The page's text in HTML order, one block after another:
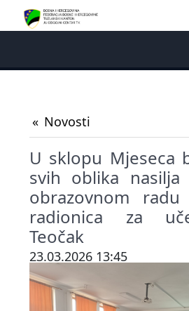
Novosti
U sklopu Mjeseca
svih oblika
obrazovnom
radionica za
Teočak
23.03.2026 13:45